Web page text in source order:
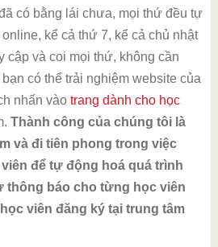
có bằng lái chưa, mọi thứ đều tự
kể cả thứ 7, kể cả chủ nhật
cập và coi mọi thứ, không cần
có thể trải nghiệm website của
nhấn vào trang dành cho học
Thành công của chúng tôi là
và đi tiên phong trong việc
để tự động hoá quá trình
thông báo cho từng học viên
viên đăng ký tại trung tâm